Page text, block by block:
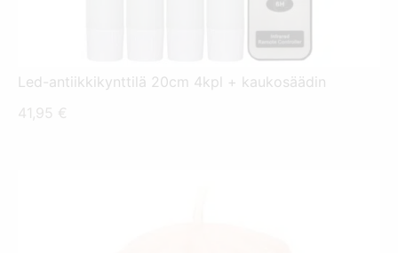
Led-antiikkikynttilä 20cm 4kpl + kaukosäädin
41,95 €